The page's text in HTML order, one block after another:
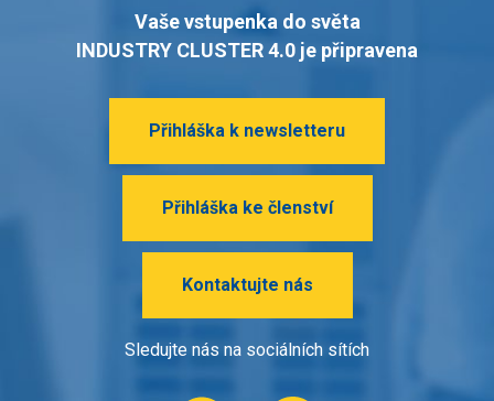
Vaše vstupenka do světa
INDUSTRY CLUSTER 4.0 je připravena
Přihláška k newsletteru
Přihláška ke členství
Kontaktujte nás
Sledujte nás na sociálních sítích